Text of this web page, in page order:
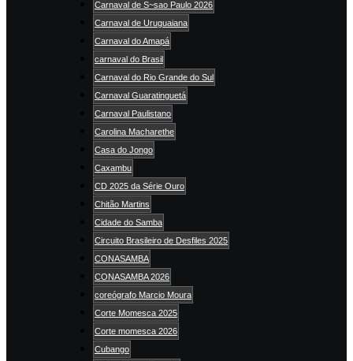
Carnaval de S~sao Paulo 2026
Carnaval de Uruguaiana
Carnaval do Amapá
carnaval do Brasil
Carnaval do Rio Grande do Sul
Carnaval Guaratinguetá
Carnaval Paulistano
Carolina Macharethe
Casa do Jongo
Caxambu
CD 2025 da Série Ouro
Chitão Martins
Cidade do Samba
Circuito Brasileiro de Desfiles 2025
CONASAMBA
CONASAMBA 2026
coreógrafo Marcio Moura
Corte Momesca 2025
Corte momesca 2026
Cubango